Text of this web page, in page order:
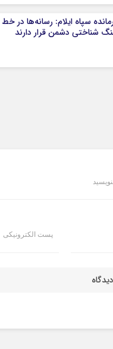
سپاه ایلام: رسانه‌ها در خط
شناختی دشمن قرار دارند
پست الکترونیکی